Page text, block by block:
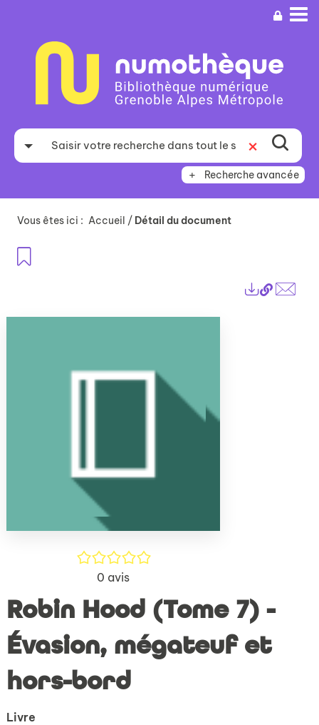
recherche
Recherche avancée
Vous êtes ici : Accueil / Détail du document
Lien
/5
0 avis
Robin Hood (Tome 7) -
Évasion, mégateuf et
hors-bord
Livre